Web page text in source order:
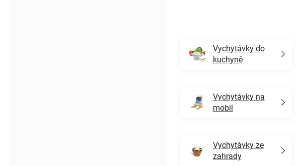
Vychytávky do
kuchyně
Vychytávky na
mobil
Vychytávky ze
zahrady